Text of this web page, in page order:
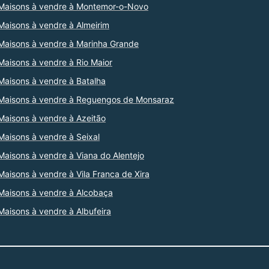
à vendre à Montemor-o-Novo
à vendre à Almeirim
à vendre à Marinha Grande
à vendre à Rio Maior
à vendre à Batalha
à vendre à Reguengos de Monsaraz
à vendre à Azeitão
à vendre à Seixal
à vendre à Viana do Alentejo
à vendre à Vila Franca de Xira
à vendre à Alcobaça
à vendre à Albufeira